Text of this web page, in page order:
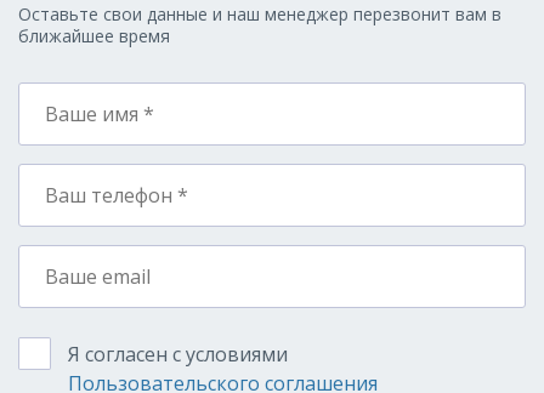
Оставьте свои данные и наш менеджер перезвонит вам в
ближайшее время
Я согласен с условиями
Пользовательского соглашения